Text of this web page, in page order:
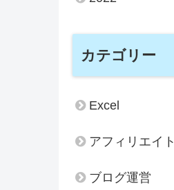
カテゴリー
Excel
アフィリエイト
ブログ運営